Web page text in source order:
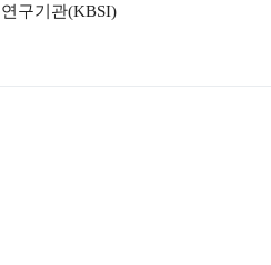
구기관(KBSI)